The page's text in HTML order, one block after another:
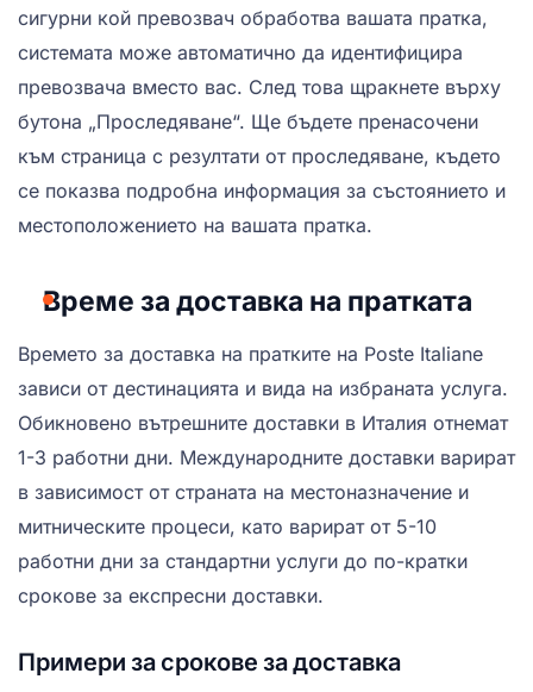
сигурни кой превозвач обработва вашата пратка,
системата може автоматично да идентифицира
превозвача вместо вас. След това щракнете върху
бутона „Проследяване“. Ще бъдете пренасочени
към страница с резултати от проследяване, където
се показва подробна информация за състоянието и
местоположението на вашата пратка.
Време за доставка на пратката
Времето за доставка на пратките на Poste Italiane
зависи от дестинацията и вида на избраната услуга.
Обикновено вътрешните доставки в Италия отнемат
1-3 работни дни. Международните доставки варират
в зависимост от страната на местоназначение и
митническите процеси, като варират от 5-10
работни дни за стандартни услуги до по-кратки
срокове за експресни доставки.
Примери за срокове за доставка